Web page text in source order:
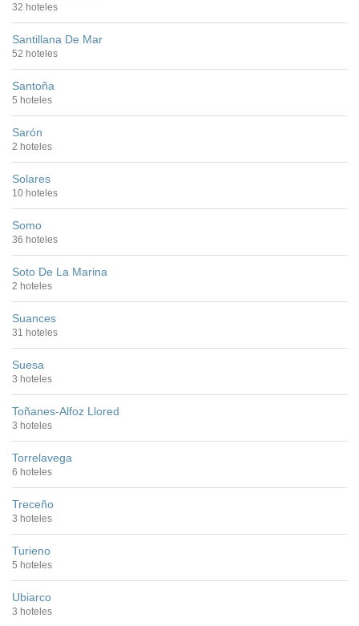
32 hoteles
Santillana De Mar
52 hoteles
Santoña
5 hoteles
Sarón
2 hoteles
Solares
10 hoteles
Somo
36 hoteles
Soto De La Marina
2 hoteles
Suances
31 hoteles
Suesa
3 hoteles
Toñanes-Alfoz Llored
3 hoteles
Torrelavega
6 hoteles
Treceño
3 hoteles
Turieno
5 hoteles
Ubiarco
3 hoteles